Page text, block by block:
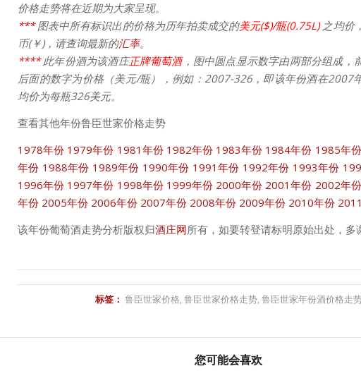
价格走势将在近期为大家呈现。
***图表中所有标识出的价格为历年拍卖成交的美元($)/瓶(0.75L)之均价
币(￥)，请查询最新的汇率。
****此年份酒为该酒庄正牌葡萄酒，图中圆点显示数字由两部分组成，
后面的数字为价格（美元/瓶），例如：2007-326，即该年份酒在2007
均价为每瓶326美元。
查看其他年份鲁臣世家价格走势
1978年份 1979年份 1981年份 1982年份 1983年份 1984年份 1985年份
年份 1988年份 1989年份 1990年份 1991年份 1992年份 1993年份
1996年份 1997年份 1998年份 1999年份 2000年份 2001年份 2002年份
年份 2005年份 2006年份 2007年份 2008年份 2009年份 2010年份
该年份葡萄酒走势分析版权归酒庄网所有，如要转登请标明原始出处，多
标签： 鲁臣世家价格,鲁臣世家价格走势,鲁臣世家年份酒价格走
您可能会喜欢